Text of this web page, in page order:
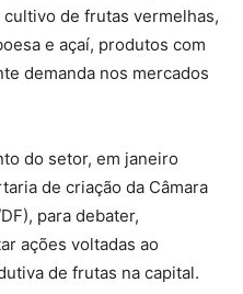
de frutas vermelhas,
e açaí, produtos com
demanda nos mercados
do setor, em janeiro
de criação da Câmara
para debater,
ações voltadas ao
de frutas na capital.